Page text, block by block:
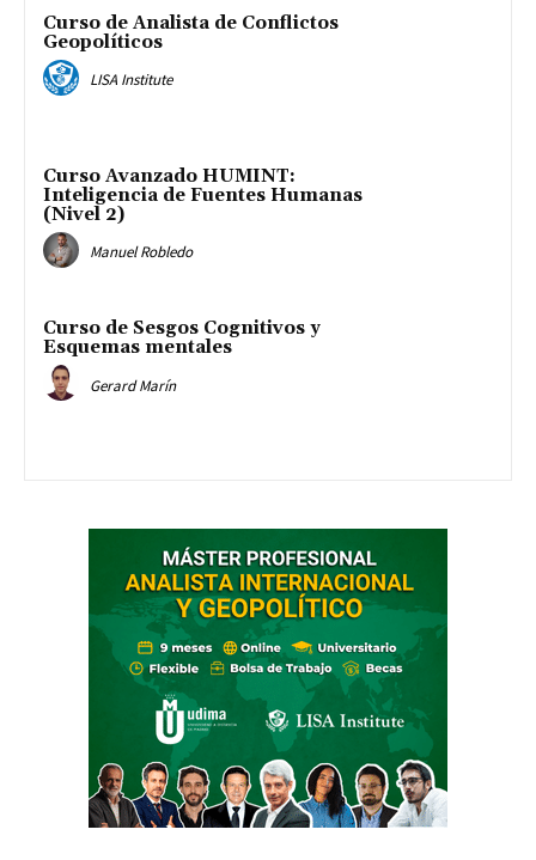
Curso de Analista de Conflictos
Geopolíticos
LISA Institute
Curso Avanzado HUMINT:
Inteligencia de Fuentes Humanas
(Nivel 2)
Manuel Robledo
Curso de Sesgos Cognitivos y
Esquemas mentales
Gerard Marín